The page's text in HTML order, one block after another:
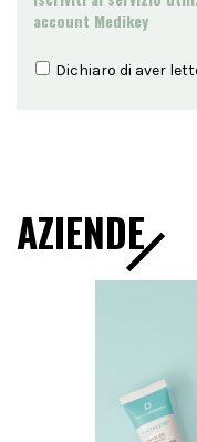
account Medikey
Dichiaro di aver
AZIENDE